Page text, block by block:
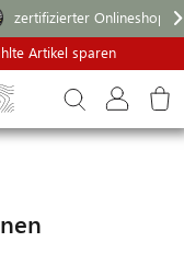
zertifizierter Onlineshop
Artikel sparen